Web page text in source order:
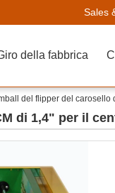
Sales
della fabbrica
del flipper del carosello
di 1,4" per il